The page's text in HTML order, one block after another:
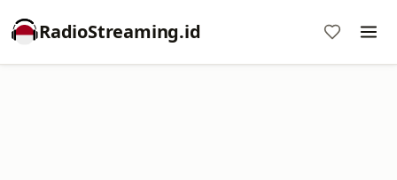
RadioStreaming.id